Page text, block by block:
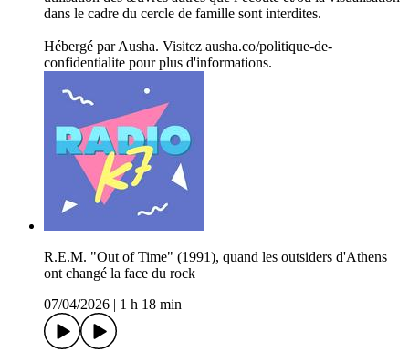
dans le cadre du cercle de famille sont interdites.
Hébergé par Ausha. Visitez ausha.co/politique-de-
confidentialite pour plus d'informations.
R.E.M. "Out of Time" (1991), quand les outsiders d'Athens
ont changé la face du rock
07/04/2026
1 h 18 min